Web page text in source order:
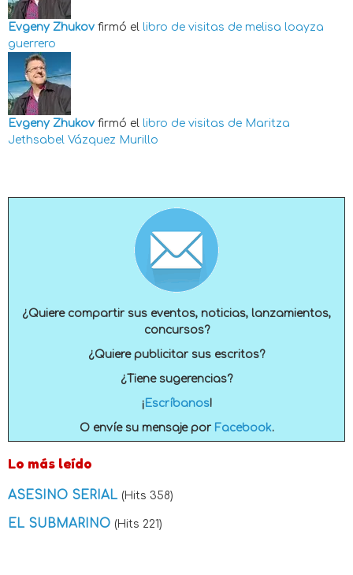
Evgeny Zhukov firmó el libro de visitas de melisa loayza
guerrero
Evgeny Zhukov firmó el libro de visitas de Maritza
Jethsabel Vázquez Murillo
¿Quiere compartir sus eventos, noticias, lanzamientos,
concursos?
¿Quiere publicitar sus escritos?
¿Tiene sugerencias?
¡ Escríbanos!
O envíe su mensaje por Facebook.
Lo más leído
ASESINO SERIAL (Hits 358)
EL SUBMARINO (Hits 221)